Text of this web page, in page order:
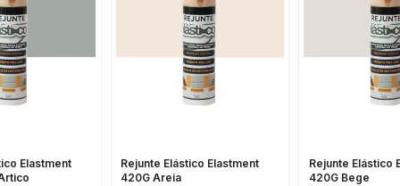
Elastment
Rejunte Elástico Elastment
420G Areia
Rejunte Elástico
420G Bege